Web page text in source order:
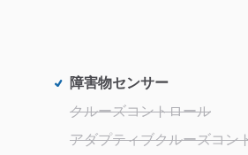
障害物センサー
クルーズコントロール
アダプティブクルーズコン